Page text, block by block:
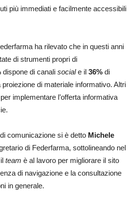
più immediati e facilmente accessibili
ha rilevato che in questi anni
di strumenti propri di
dispone di canali sociale il 36% di
proiezione di materiale informativo. Altri
implementare l’offerta informativa
comunicazione si è detto Michele
di Federfarma, sottolineando nel
team è al lavoro per migliorare il sito
di navigazione e la consultazione
in generale.